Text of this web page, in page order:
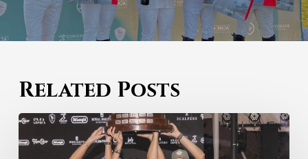
Related Posts